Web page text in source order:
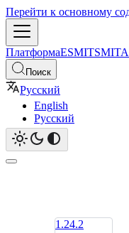
Перейти к основному
ПлатформаESMITSM
Поиск
Русский
English
Русский
1.24.2